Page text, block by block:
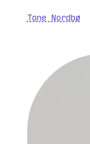
Tone Nordbø